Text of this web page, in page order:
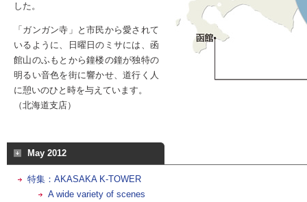
した。
「ガンガン寺」と市民から愛されて
いるように、日曜日のミサには、函
館山のふもとから鐘楼の鐘が独特の
明るい音色を街に響かせ、道行く人
に憩いのひと時を与えています。
（北海道支店）
May 2012
特集：AKASAKA K-TOWER
A wide variety of scenes